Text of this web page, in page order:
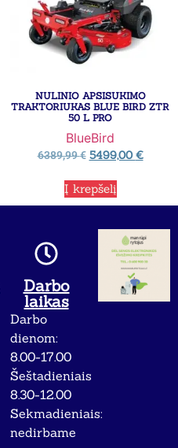
NULINIO APSISUKIMO
TRAKTORIUKAS BLUE BIRD ZTR
50 L PRO
BlueBird
6389,99€ 5499,00€
Į krepšelį
Darbo
laikas
Darbo
dienom:
8.00-17.00
Šeštadieniais
8.30-12.00
Sekmadieniais:
nedirbame